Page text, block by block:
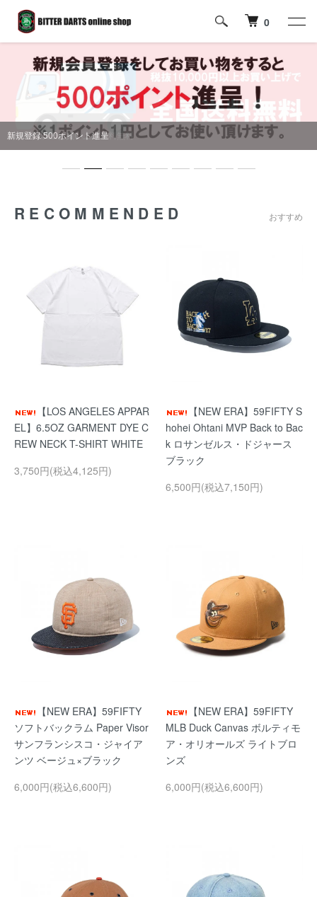
0
10000円以上お買い上げ送料無料
RECOMMENDED おすすめ
【LOS ANGELES APPAR
EL】6.5OZ GARMENT DYE C
REW NECK T-SHIRT WHITE
3,750円(税込4,125円)
【NEW ERA】59FIFTY S
hohei Ohtani MVP Back to Bac
k ロサンゼルス・ドジャース
ブラック
6,500円(税込7,150円)
【NEW ERA】59FIFTY
ソフトバックラム Paper Visor
サンフランシスコ・ジャイア
ンツ ベージュ×ブラック
6,000円(税込6,600円)
【NEW ERA】59FIFTY
MLB Duck Canvas ボルティモ
ア・オリオールズ ライトブロ
ンズ
6,000円(税込6,600円)